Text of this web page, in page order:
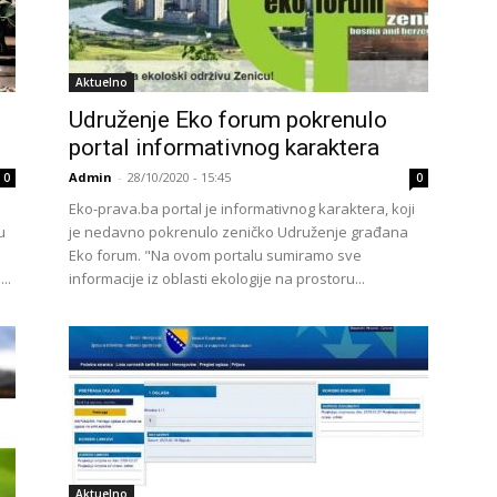
0
Aktuelno
Udruženje Eko forum pokrenulo
portal informativnog karaktera
Admin - 28/10/2020 - 15:45 0
Eko-prava.ba portal je informativnog karaktera, koji
je nedavno pokrenulo zeničko Udruženje građana
Eko forum. "Na ovom portalu sumiramo sve
informacije iz oblasti ekologije na prostoru...
Aktuelno